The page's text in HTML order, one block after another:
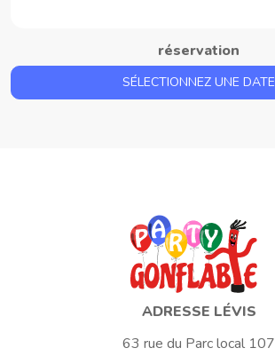
réservation
SÉLECTIONNEZ UNE DATE
ADRESSE LÉVIS
63 rue du Parc local 107